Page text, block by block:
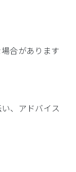
合があります
、アドバイス